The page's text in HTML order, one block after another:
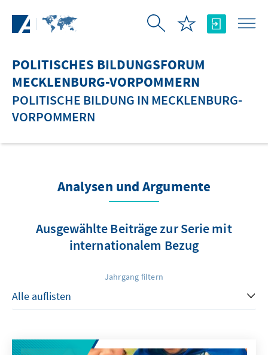
POLITISCHES BILDUNGSFORUM
MECKLENBURG-VORPOMMERN
POLITISCHE BILDUNG IN MECKLENBURG-
VORPOMMERN
Analysen und Argumente
Ausgewählte Beiträge zur Serie mit
internationalem Bezug
Jahrgang filtern